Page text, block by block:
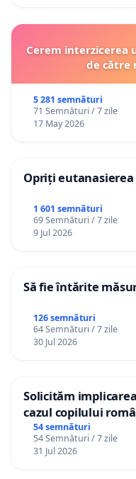
Cerem
de către
5 281 semnături
71 Semnături / 7 zile
17 May 2026
Opriți
1 601 semnături
69 Semnături / 7 zile
9 Jul 2026
Să fie întărite
126 semnături
64 Semnături / 7 zile
30 Jul 2026
Solicităm
cazul copilului
Gheorghe, aflat în
12 ani
54 semnături
54 Semnături / 7 zile
31 Jul 2026